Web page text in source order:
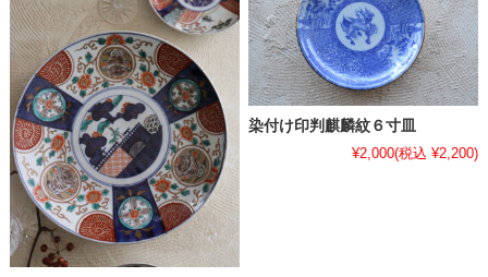
染付け印判麒麟紋６寸皿
¥2,000(税込 ¥2,200)